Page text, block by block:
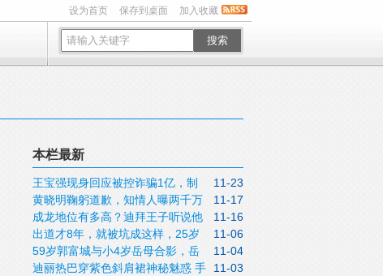
设为首页 保存到桌面 加入收藏
搜索
本栏最新
11-23
王宝强现身回应被控诈骗1亿，制
片人晒证据揭内幕，现实版农夫与蛇 11-17
黄晓明鞠躬道歉，知情人曝两千万
被叶珂用掉一半，质疑怀孕时间有猫腻11-16
成龙地位有多高？迪拜王子听说他
要来，直接拿出几十辆豪车给他砸
11-06
出道才8年，就被坑成这样，25岁
的赵露思可真是太憋屈了！
11-04
59岁郭富城与小4岁岳母合影，岳
母已是奶奶了，他仍然帅气如小伙
11-03
迪丽热巴穿紫色斜肩裙神秘魅惑 手